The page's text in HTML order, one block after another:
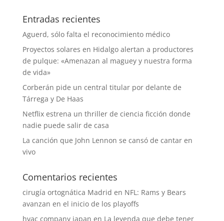
Entradas recientes
Aguerd, sólo falta el reconocimiento médico
Proyectos solares en Hidalgo alertan a productores
de pulque: «Amenazan al maguey y nuestra forma
de vida»
Corberán pide un central titular por delante de
Tárrega y De Haas
Netflix estrena un thriller de ciencia ficción donde
nadie puede salir de casa
La canción que John Lennon se cansó de cantar en
vivo
Comentarios recientes
cirugía ortognática Madrid en NFL: Rams y Bears
avanzan en el inicio de los playoffs
hvac company japan en La leyenda que debe tener